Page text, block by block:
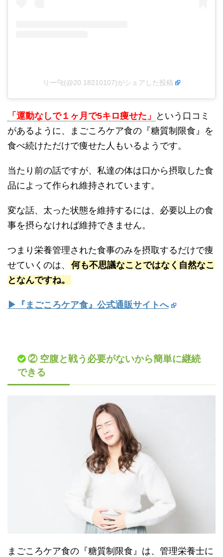
りー🐆(@20.18210107)がシェアした投稿
「運動なしで１ヶ月で5キロ痩せた」
という口コミ
があるように、まごころケア食の『糖質制限食』を
食べ続けただけで痩せた人もいるようです。
当たり前の話ですが、私達の体は口から摂取した食
品によって作られ維持されています。
変な話、太った状態を維持するには、必要以上の食
事を摂らなければ維持できません。
つまり栄養管理された食事のみを摂取するだけで痩
せていくのは、 何も不思議なことではなく自然なこ
となんですね。
▶『まごころケア食』公式通販サイトへ
② 空腹と戦う必要がないから簡単に継続
できる
まごころケア食の『糖質制限食』は、管理栄養士に